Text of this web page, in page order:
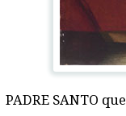
PADRE SANTO